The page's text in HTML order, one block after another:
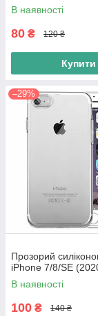
В наявності
80 ₴ 120 ₴
Купити
–29%
Прозорий
iPhone 7/8/SE
В наявності
100 ₴ 140 ₴